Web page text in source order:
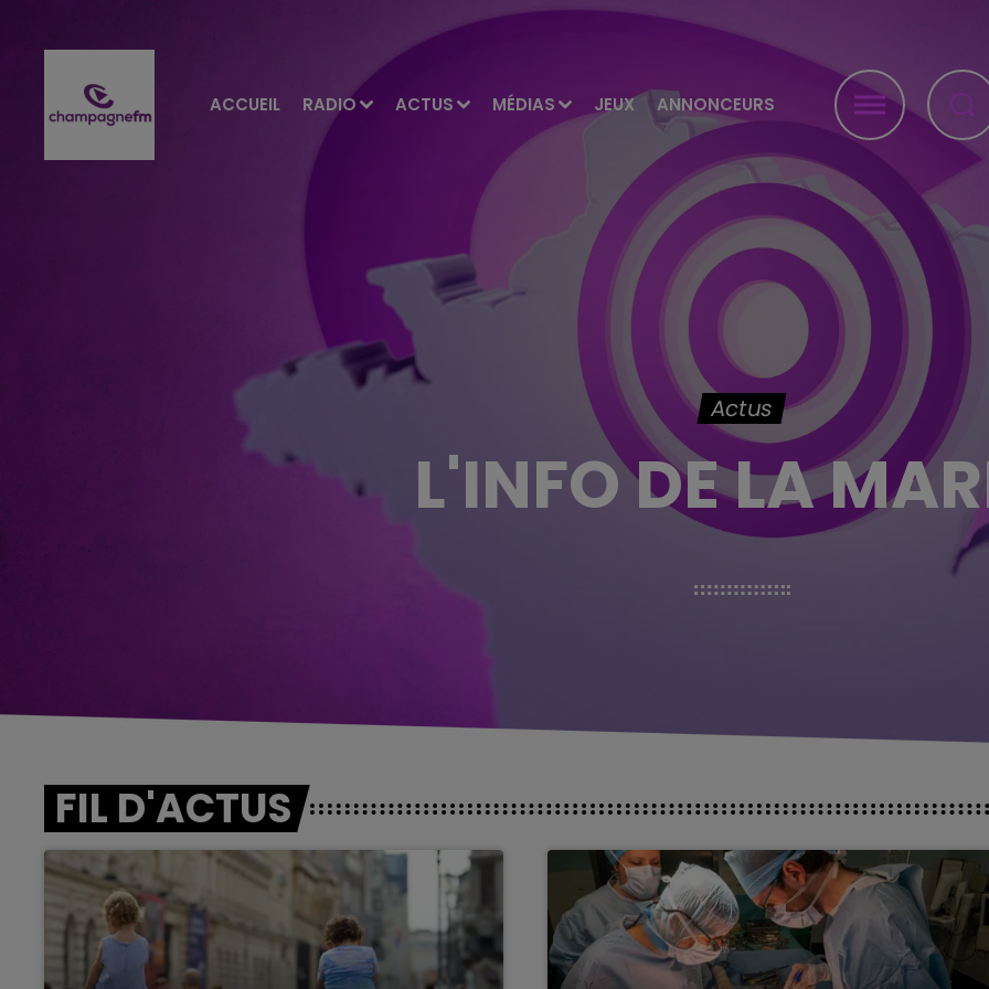
ACCUEIL RADIO ACTUS MÉDIAS JEUX ANNONCEURS
Actus
L'INFO DE LA
FIL D'ACTUS